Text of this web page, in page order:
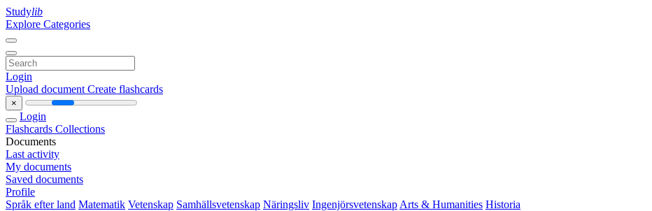
Studylib
Explore Categories
Login
Upload document Create flashcards
×
Login
Flashcards Collections
Documents
Last activity
My documents
Saved documents
Profile
Språk efter land Matematik Vetenskap Samhällsvetenskap Näringsliv Ingenjörsvetenskap Arts & Humanities Historia